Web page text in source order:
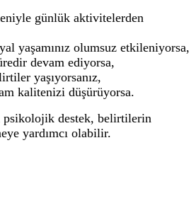
günlük aktivitelerden
yaşamınız olumsuz etkileniyorsa,
devam ediyorsa,
yaşıyorsanız,
kalitenizi düşürüyorsa.
psikolojik destek, belirtilerin
yardımcı olabilir.